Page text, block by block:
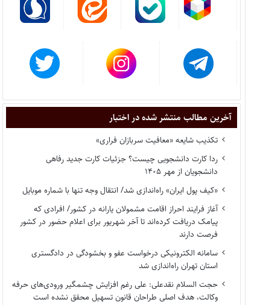
آخرین مطالب منتشر شده در اختبار
تکذیب شایعه «معافیت سربازان فراری»
ردا کارت دانشجویی چیست؟ جزئیات کارت جدید رفاهی
دانشجویان از مهر ۱۴۰۵
«کیف پول ایران» راه‌اندازی شد/ انتقال وجه تنها با شماره موبایل
آغاز فرایند احراز اقامت مشمولان یارانه در کشور/ افرادی که
پیامک دریافت کرده‌اند تا آخر شهریور برای اعلام حضور در کشور
فرصت دارند
سامانه الکترونیکی درخواست عفو و بخشودگی در دادگستری
استان تهران راه‌اندازی شد
حجت السلام نقدعلی: علی رغم افزایش چشمگیر ورودی‌های حرفه
وکالت، هدف اصلی طراحان قانون تسهیل محقق نشده است